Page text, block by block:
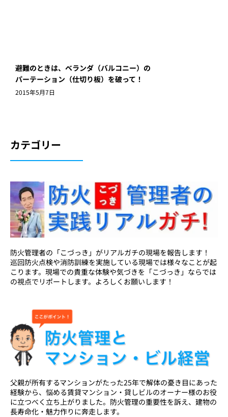
避難のときは、ベランダ（バルコニー）の
パーテーション（仕切り板）を破って！
2015年5月7日
カテゴリー
防火管理者の「こづっき」がリアルガチの現場を報告します！
巡回防火点検や消防訓練を実施している現場では様々なことが起
こります。現場での貴重な体験や気づきを「こづっき」ならでは
の視点でリポートします。よろしくお願いします！
父親が所有するマンションがたった25年で解体の憂き目にあった
経験から、悩める賃貸マンション・貸しビルのオーナー様のお役
に立つべく立ち上がりました。防火管理の重要性を訴え、建物の
長寿命化・魅力作りに奔走します。